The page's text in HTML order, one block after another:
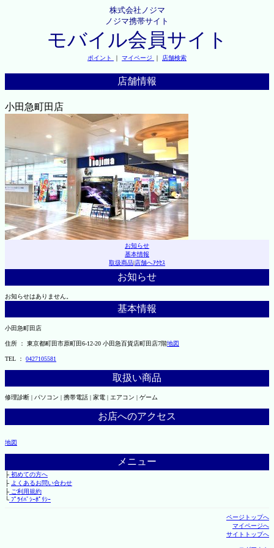
株式会社ノジマ
ノジマ携帯サイト
モバイル会員サイト
ポイント ｜ マイページ ｜ 店舗検索
店舗情報
小田急町田店
お知らせ
基本情報
取扱商品|店舗へｱｸｾｽ
お知らせ
お知らせはありません。
基本情報
小田急町田店
住所 ： 東京都町田市原町田6-12-20 小田急百貨店町田店7階地図
TEL ： 0427105581
取扱い商品
修理診断 | パソコン | 携帯電話 | 家電 | エアコン | ゲーム
お店へのアクセス
地図
メニュー
├初めての方へ
├ よくあるお問い合わせ
├ご利用規約
└ﾌﾟﾗｲﾊﾞｼｰﾎﾟﾘｼｰ
ページトップへ
マイページへ
サイトトップへ